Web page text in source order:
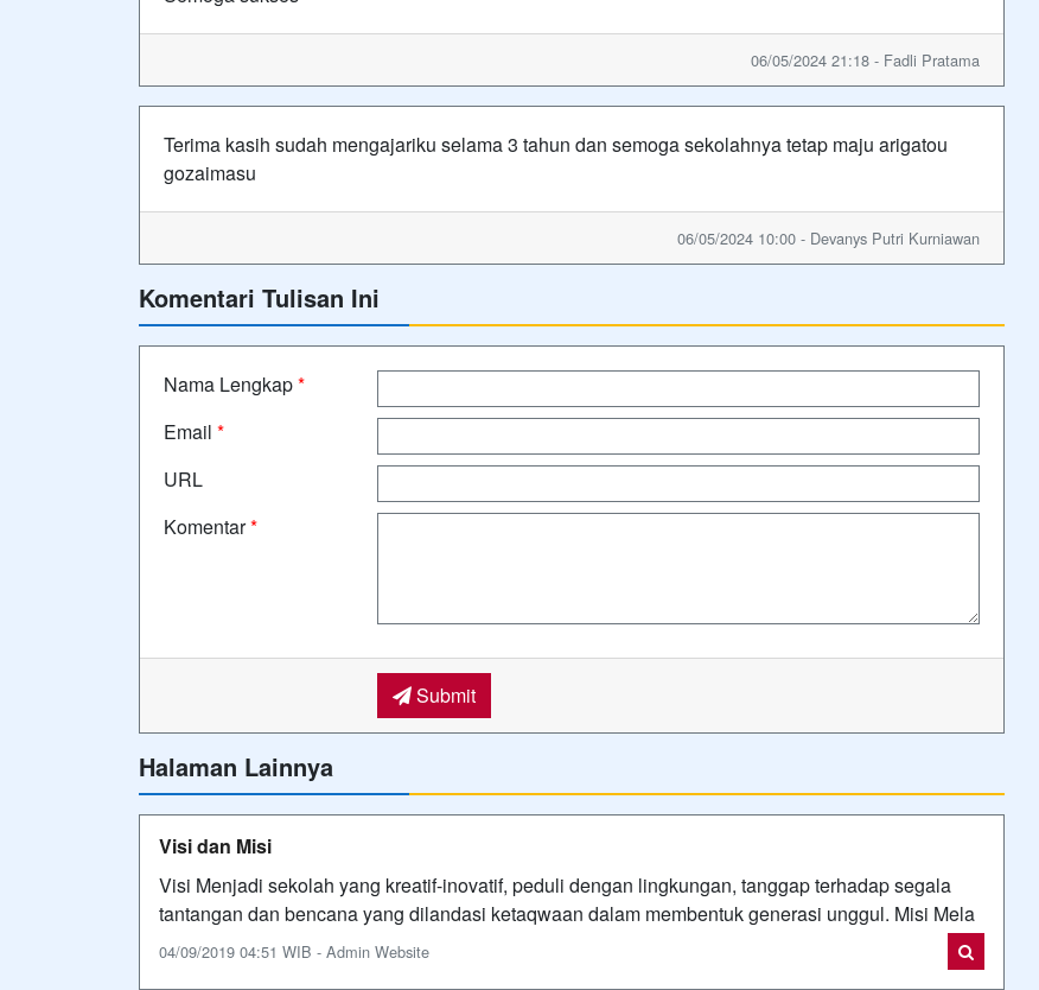
06/05/2024 21:18 - Fadli Pratama
Terima kasih sudah mengajariku selama 3 tahun dan semoga sekolahnya tetap maju arigatou
gozaimasu
06/05/2024 10:00 - Devanys Putri Kurniawan
Komentari Tulisan Ini
Nama Lengkap*
Email *
URL
Komentar*
Submit
Halaman Lainnya
Visi dan Misi
Visi Menjadi sekolah yang kreatif-inovatif, peduli dengan lingkungan, tanggap terhadap segala
tantangan dan bencana yang dilandasi ketaqwaan dalam membentuk generasi unggul. Misi Mela
04/09/2019 04:51 WIB - Admin Website